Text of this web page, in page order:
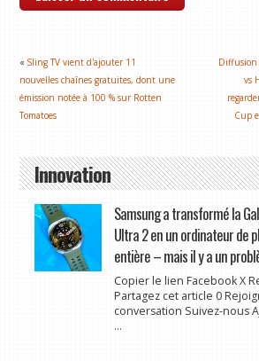
«Sling TV vient d'ajouter 11
nouvelles chaînes gratuites, dont une
émission notée à 100 % sur Rotten
Tomatoes
Diffusion
vs
Cup
Innovation
Samsung a transformé la
Ultra 2 en un ordinateur de
entière – mais il y a un
Copier le lien Facebook X
Partagez cet article 0
conversation Suivez-nous
...